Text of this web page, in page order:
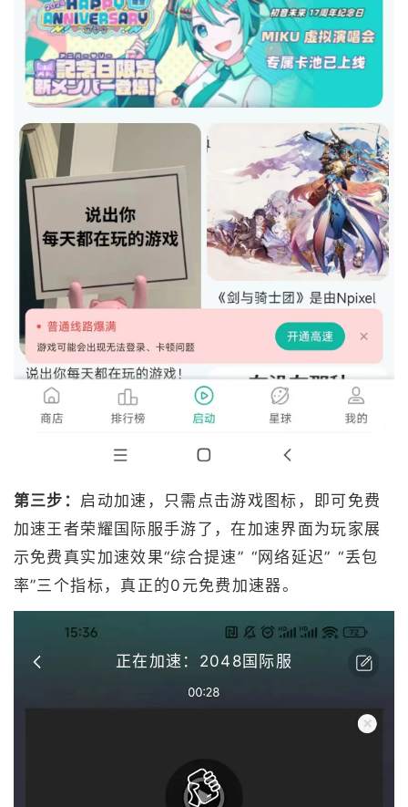
第三步： 启动加速，只需点击游戏图标，即可免费
加速王者荣耀国际服手游了，在加速界面为玩家展
示免费真实加速效果“综合提速” “网络延迟” “丢包
率”三个指标，真正的0元免费加速器。
正在加速：2048国际服